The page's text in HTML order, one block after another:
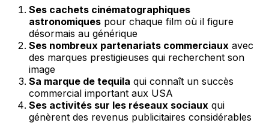
Ses cachets cinématographiques
astronomiques pour chaque film où il figure
désormais au générique
Ses nombreux partenariats commerciaux avec
des marques prestigieuses qui recherchent son
image
Sa marque de tequila qui connaît un succès
commercial important aux USA
Ses activités sur les réseaux sociaux qui
génèrent des revenus publicitaires considérables